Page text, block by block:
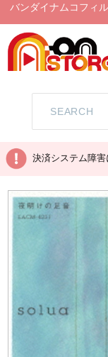
バンダイナムコフィ
決済システム障害